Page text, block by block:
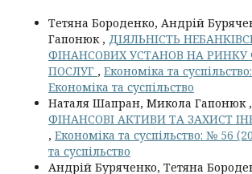
Тетяна Бороденко, Андрій
Гапонюк , ДІЯЛЬНІСТЬ
ФІНАНСОВИХ УСТАНОВ НА РИНКУ
ПОСЛУГ , Економіка та
Економіка та суспільство
Наталя Шапран, Микола Гапонюк ,
ФІНАНСОВІ АКТИВИ ТА ЗАХИСТ
, Економіка та суспільство: № 56
та суспільство
Андрій Буряченко, Тетяна